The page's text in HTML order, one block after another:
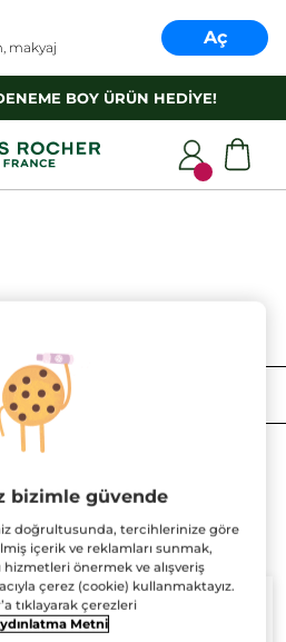
makyaj Aç
BOY ÜRÜN HEDİYE!
SIRALAMA
bizimle güvende
doğrultusunda, tercihlerinize göre
içerik ve reklamları sunmak,
hizmetleri önermek ve alışveriş
çerez (cookie) kullanmaktayız.
tıklayarak çerezleri
Metni